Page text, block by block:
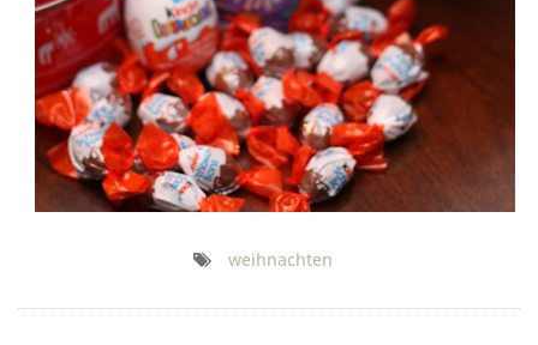
weihnachten